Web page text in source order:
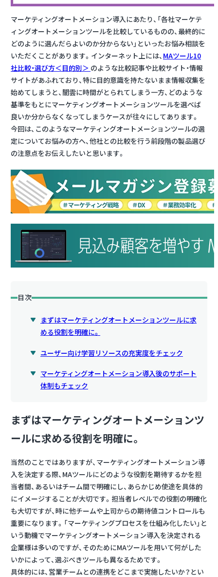
マーケティングオートメーション導入にあたり、「各社マーケテ
ィングオートメーションツールを比較しているものの、最終的に
どのように選んだらよいのか分からない」といったお悩み相談を
いただくことがあります。インターネット上には、 MAツール10
社比較・選び方＜目的別＞ のような比較記事や比較サイト・情報
サイトがあふれており、特に目的意識を持たないまま情報収集を
始めてしまうと、闇雲に時間がとられてしまう一方、どのような
基準をもとにマーケティングオートメーションツールを選べば
良いか分からなくなってしまうケースが往々にしてあります。
今回は、このようなマーケティングオートメーションツールの選
定についてお悩みの方へ、他社との比較を行う前段階の製品選び
の注意点をお伝えしたいと思います。
目次
まずはマーケティングオートメーションツールに求
める役割を明確に。
ユーザー向け学習リソースの充実度をチェック
マーケティングオートメーション導入後のサポート
体制もチェック
まずはマーケティングオートメーションツ
ールに求める役割を明確に。
当然のことではありますが、マーケティングオートメーション導
入を決定する際、MAツールにどのような役割を期待するかを担
当者間、あるいはチーム間で明確にし、あらかじめ使途を具体的
にイメージすることが大切です。担当者レベルでの役割の明確化
も大切ですが、時に他チームや上司からの期待値コントロールも
重要になります。「マーケティングプロセスを仕組み化したい」と
いう動機でマーケティングオートメーション導入を決定される
企業様は多いのですが、そのためにMAツールを用いて何がした
いかによって、選ぶべきツールも異なるためです。
具体的には、営業チームとの連携をどこまで実施したいか？とい